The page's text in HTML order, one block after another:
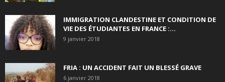
IMMIGRATION CLANDESTINE ET CONDITION DE
VIE DES ÉTUDIANTES EN FRANCE :...
9 janvier 2018
FRIA : UN ACCIDENT FAIT UN BLESSÉ GRAVE
6 janvier 2018